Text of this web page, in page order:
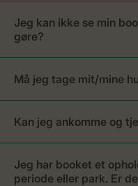
Jeg kan ikke se min
gøre?
Må jeg tage mit/mine
Kan jeg ankomme og
Jeg har booket et
periode eller park. Er